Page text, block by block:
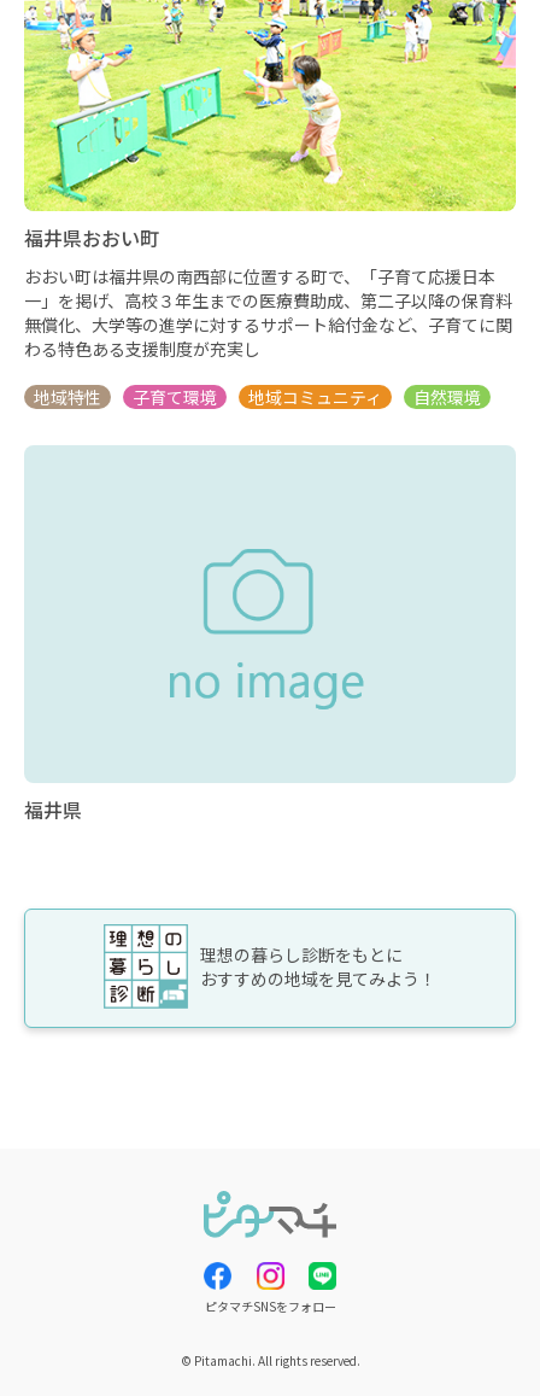
福井県おおい町
おおい町は福井県の南西部に位置する町で、「子育て応援日本
一」を掲げ、高校３年生までの医療費助成、第二子以降の保育料
無償化、大学等の進学に対するサポート給付金など、子育てに関
わる特色ある支援制度が充実し
福井県
理想の暮らし診断をもとに
おすすめの地域を見てみよう！
ピタマチSNSをフォロー
© Pitamachi. All rights reserved.